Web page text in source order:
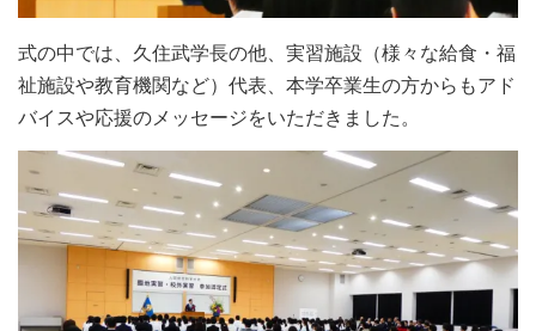
式の中では、久住武学長の他、実習施設（様々な給食・福
祉施設や教育機関など）代表、本学卒業生の方からもアド
バイスや応援のメッセージをいただきました。